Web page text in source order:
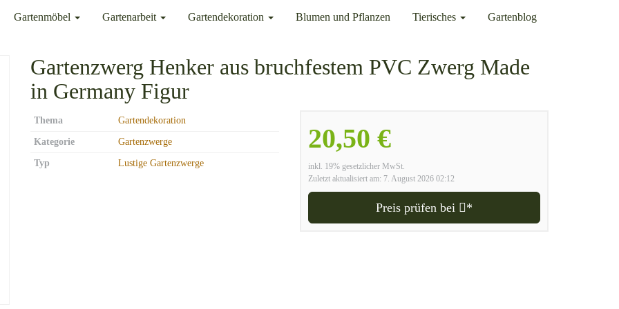
Gartenmöbel Gartenarbeit Gartendekoration Blumen und Pflanzen Tierisches Gartenblog
Gartenzwerg Henker aus bruchfestem PVC Zwerg Made
in Germany Figur
20,50 €
inkl. 19% gesetzlicher MwSt.
Zuletzt aktualisiert am: 7. August 2026 02:12
Preis prüfen bei *
Thema Gartendekoration
Kategorie Gartenzwerge
Typ Lustige Gartenzwerge